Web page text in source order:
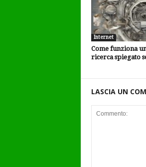
Internet
Come funziona
ricerca spiegato
LASCIA UN